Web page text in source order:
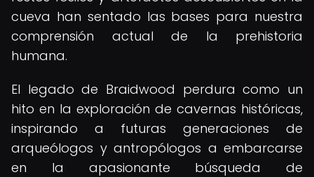
cueva han sentado las bases para nuestra
comprensión actual de la prehistoria
humana.
El legado de Braidwood perdura como un
hito en la exploración de cavernas históricas,
inspirando a futuras generaciones de
arqueólogos y antropólogos a embarcarse
en la apasionante búsqueda de